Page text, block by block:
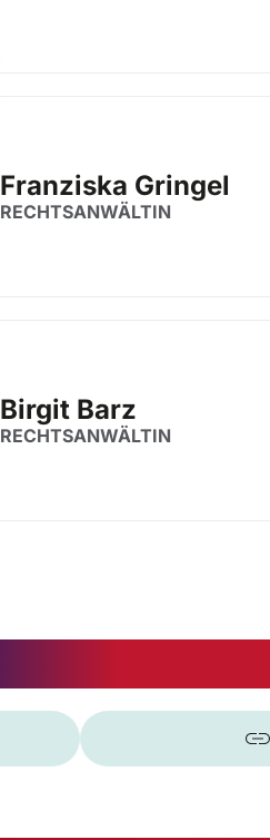
Franziska Gringel
RECHTSANWÄLTIN
Birgit Barz
RECHTSANWÄLTIN